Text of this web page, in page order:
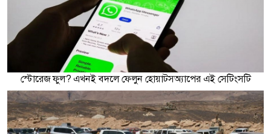
স্টোরেজ ফুল? এখনই বদলে ফেলুন হোয়াটসঅ্যাপের এই সেটিংসটি